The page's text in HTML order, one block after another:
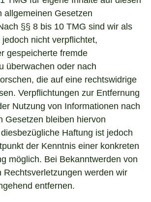
allgemeinen Gesetzen
§§ 8 bis 10 TMG sind wir als
nicht verpflichtet,
gespeicherte fremde
überwachen oder nach
die auf eine rechtswidrige
Verpflichtungen zur Entfernung
Nutzung von Informationen nach
Gesetzen bleiben hiervon
Haftung ist jedoch
der Kenntnis einer konkreten
möglich. Bei Bekanntwerden von
Rechtsverletzungen werden wir
entfernen.